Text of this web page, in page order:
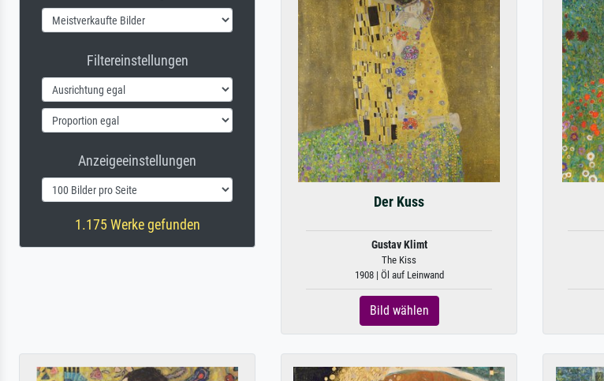
Filtereinstellungen
Anzeigeeinstellungen
1.175 Werke gefunden
Der Kuss
Gustav Klimt
The Kiss
1908 | Öl auf Leinwand
Bild wählen